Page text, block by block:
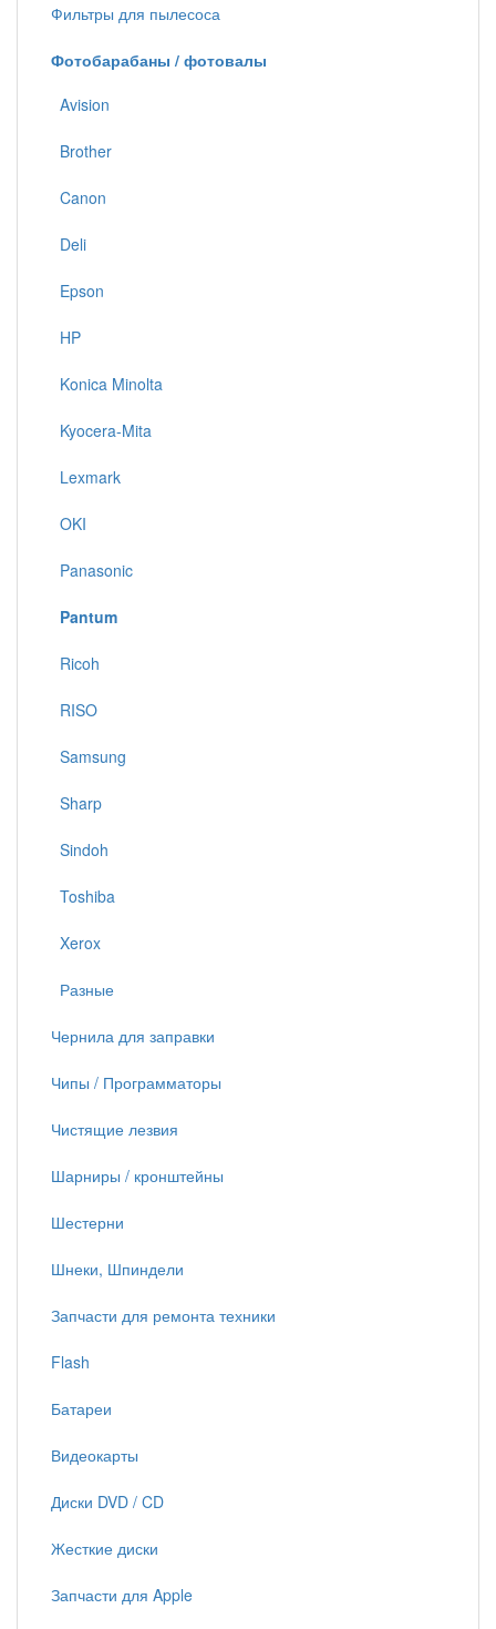
Фильтры для пылесоса
Фотобарабаны / фотовалы
Avision
Brother
Canon
Deli
Epson
HP
Konica Minolta
Kyocera-Mita
Lexmark
OKI
Panasonic
Pantum
Ricoh
RISO
Samsung
Sharp
Sindoh
Toshiba
Xerox
Разные
Чернила для заправки
Чипы / Программаторы
Чистящие лезвия
Шарниры / кронштейны
Шестерни
Шнеки, Шпиндели
Запчасти для ремонта техники
Flash
Батареи
Видеокарты
Диски DVD / CD
Жесткие диски
Запчасти для Apple